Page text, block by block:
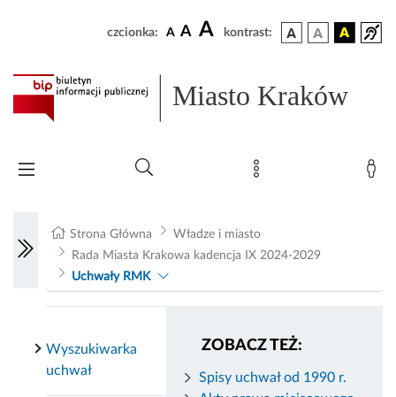
czcionka: A A A kontrast:
Miasto Kraków
Strona Główna
Władze i miasto
Rada Miasta Krakowa kadencja IX 2024-2029
Uchwały RMK
ZOBACZ TEŻ:
Spisy uchwał od 1990 r.
Wyszukiwarka
uchwał